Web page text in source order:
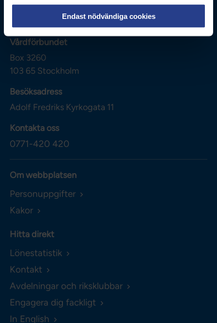
Endast nödvändiga cookies
Vårdförbundet
Box 3260
103 65 Stockholm
Besöksadress
Adolf Fredriks Kyrkogata 11
Kontakta oss
0771-420 420
Om webbplatsen
Personuppgifter
Kakor
Hitta direkt
Lönestatistik
Kontakt
Avdelningar och riksklubbar
Engagera dig fackligt
In English